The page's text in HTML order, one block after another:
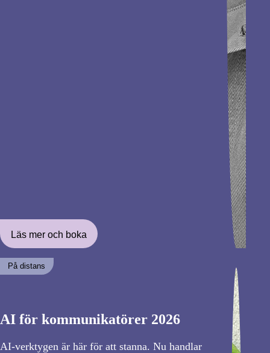
Läs mer och boka
På distans
AI för kommunikatörer 2026
AI-verktygen är här för att stanna. Nu handlar